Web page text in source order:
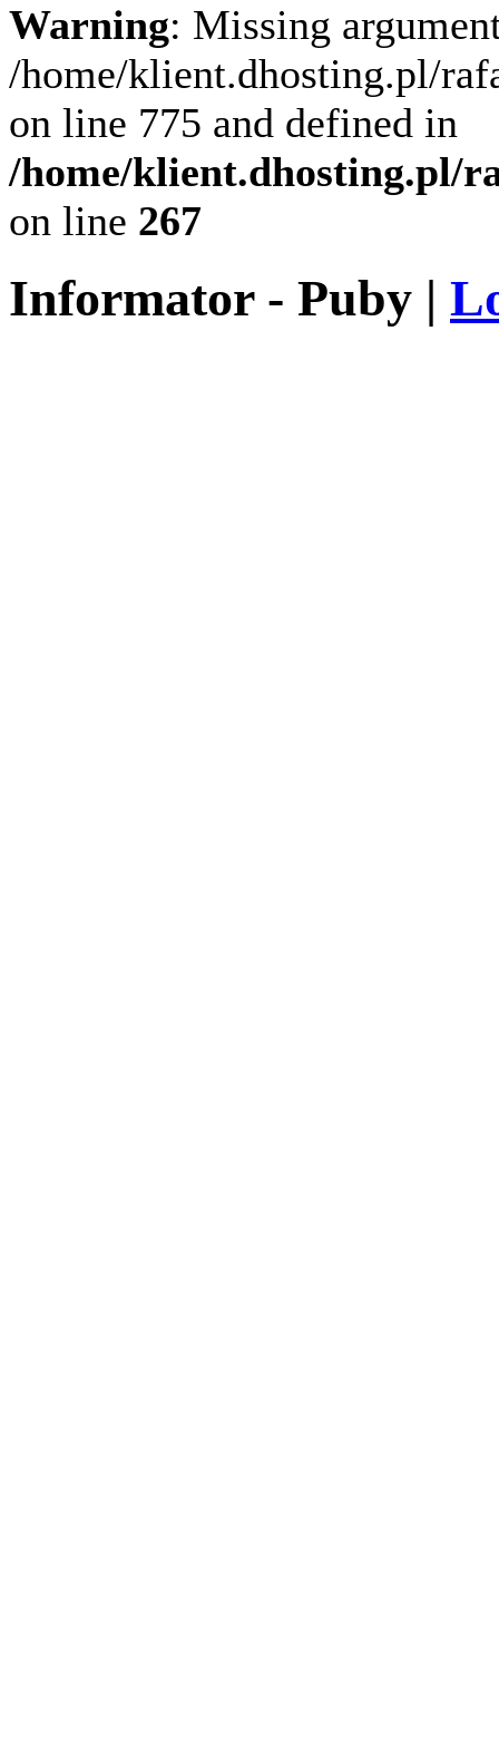
Warning: Missing
/home/klient.dhosting.pl/
on line 775 and defined in
/home/klient.dhosting.pl/
on line 267
Informator - Puby |